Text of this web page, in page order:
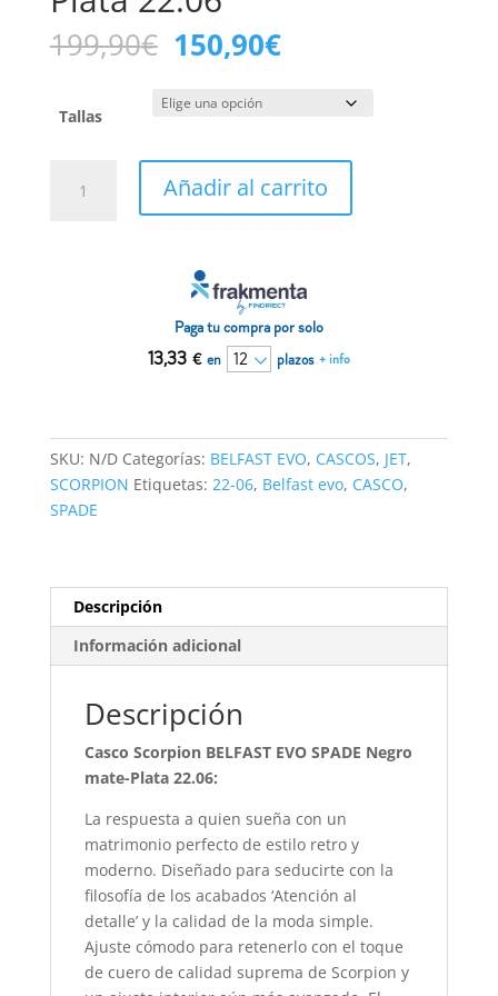
199,90€ El
precio
original
era:
150,90€El
precio
actual
Tallas
Scorpion
Añadir al carrito
Paga tu compra por solo
13,33 € en plazos + info
SKU: N/D Categorías: BELFAST EVO, CASCOS, JET,
SCORPION Etiquetas: 22-06, Belfast evo, CASCO,
SPADE
Descripción
Información adicional
Descripción
Casco Scorpion BELFAST EVO SPADE Negro
mate-Plata 22.06:
La respuesta a quien sueña con un
matrimonio perfecto de estilo retro y
moderno. Diseñado para seducirte con la
filosofía de los acabados ‘Atención al
detalle’ y la calidad de la moda simple.
Ajuste cómodo para retenerlo con el toque
de cuero de calidad suprema de Scorpion y